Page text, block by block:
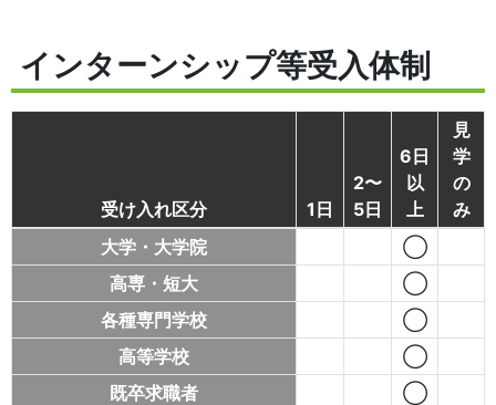
インターンシップ等受入体制
受け入れ区分 1日
2〜
5日
6日
以
上
見
学
の
み
大学・大学院
◯
高専・短大
◯
各種専門学校
◯
高等学校
◯
既卒求職者
◯